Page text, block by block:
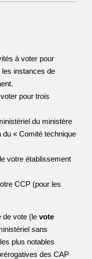
à voter pour
les instances de
pour trois
du ministère
du « Comité technique
votre établissement
CCP (pour les
de vote (le vote
sans
plus notables
des CAP